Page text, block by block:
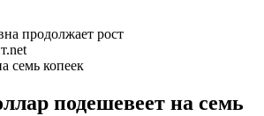
семь копеек
подешевеет на семь